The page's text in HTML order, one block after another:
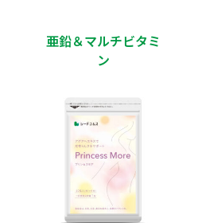
亜鉛＆マルチビタミ
ン